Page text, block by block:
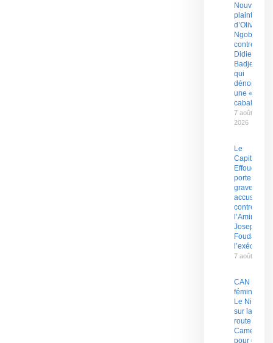
Nouvelle
plainte
d’Olive
Ngobo
contre
Didier
Badjeck
qui
dénonce
une «
cabale »
7 août
2026
Le
Capitaine
Effoudou
porte de
graves
accusations
contre
l’Amiral
Joseph
Fouda et
l’exécutif
7 août 2026
CAN
féminine :
Le Nigeria
sur la
route du
Cameroun
pour un